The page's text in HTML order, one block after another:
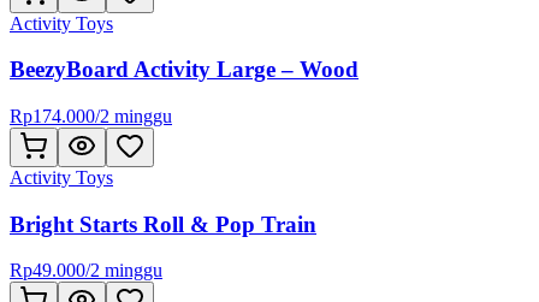
Activity Toys
BeezyBoard Activity Large – Wood
Rp174.000/2 minggu
Activity Toys
Bright Starts Roll & Pop Train
Rp49.000/2 minggu